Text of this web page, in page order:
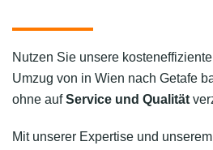
Nutzen Sie unsere
Umzug von in Wien nach Getafe
ohne aufService und Qualität
Mit unserer Expertise und